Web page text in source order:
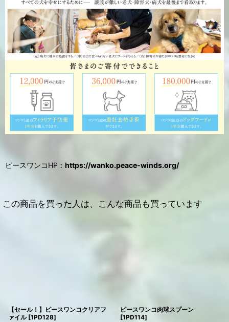
ピースワンコHP： https://wanko.peace-winds.org/
この商品を買った人は、こんな商品も買っています
【セール！】ピースワンコクリアフ
ァイル [1PD128]
ピースワンコ肉球スプーン
[1PD114]